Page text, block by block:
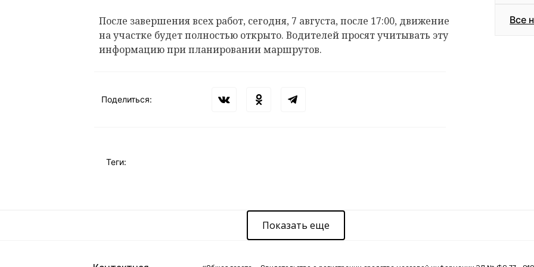
После завершения всех работ, сегодня, 7 августа, после 17:00, движение
на участке будет полностью открыто. Водителей просят учитывать эту
информацию при планировании маршрутов.
Поделиться:
Теги:
Все
Показать еще